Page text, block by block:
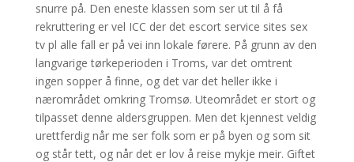
snurre på. Den eneste klassen som ser ut til å få
rekruttering er vel ICC der det escort service sites sex
tv pl alle fall er på vei inn lokale førere. På grunn av den
langvarige tørkeperioden i Troms, var det omtrent
ingen sopper å finne, og det var det heller ikke i
nærområdet omkring Tromsø. Uteområdet er stort og
tilpasset denne aldersgruppen. Men det kjennest veldig
urettferdig når me ser folk som er på byen og som sit
og står tett, og når det er lov å reise mykje meir. Giftet